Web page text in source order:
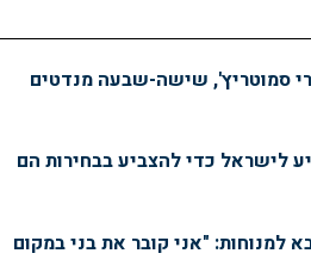
סמוטריץ', שישה-שבעה מנדטים
לישראל כדי להצביע בבחירות הם
למנוחות: "אני קובר את בני במקום